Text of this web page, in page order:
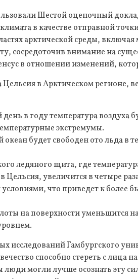
Шестой оценочный
в качестве отправной
арктической среды,
сосредоточив внимание на
в отношении изменений,
Цельсия в Арктическом регионе,
в году температура воздуха
экстремумы.
будет свободен ото льда в
ледяного щита, где
Цельсия, увеличится в четыре
что приведет к более
на поверхности уменьшится
исследований Гамбургского
способно стереть с
могли лучше осознать эту